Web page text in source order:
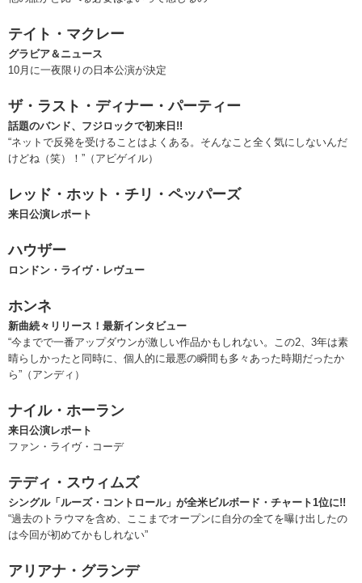
テイト・マクレー
グラビア＆ニュース
10月に一夜限りの日本公演が決定
ザ・ラスト・ディナー・パーティー
話題のバンド、フジロックで初来日!!
“ネットで反発を受けることはよくある。そんなこと全く気にしないんだ
けどね（笑）！”（アビゲイル）
レッド・ホット・チリ・ペッパーズ
来日公演レポート
ハウザー
ロンドン・ライヴ・レヴュー
ホンネ
新曲続々リリース！最新インタビュー
“今までで一番アップダウンが激しい作品かもしれない。この2、3年は素
晴らしかったと同時に、個人的に最悪の瞬間も多々あった時期だったか
ら”（アンディ）
ナイル・ホーラン
来日公演レポート
ファン・ライヴ・コーデ
テディ・スウィムズ
シングル「ルーズ・コントロール」が全米ビルボード・チャート1位に!!
“過去のトラウマを含め、ここまでオープンに自分の全てを曝け出したの
は今回が初めてかもしれない”
アリアナ・グランデ